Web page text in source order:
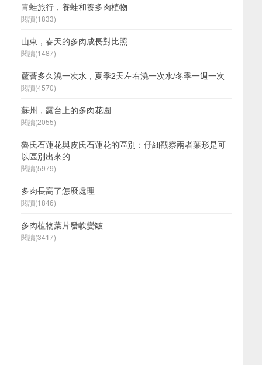
青蛙旅行，養蛙和養多肉植物
閱讀(1833)
山東，春天的多肉成長對比照
閱讀(1487)
蘆薈多久澆一次水，夏季2天左右澆一次水/冬季一週一次
閱讀(4570)
蘇州，露台上的多肉花園
閱讀(2055)
魯氏石蓮花與皮氏石蓮花的區別：仔細觀察兩者葉形是可
以區別出來的
閱讀(5979)
多肉長高了怎麼處理
閱讀(1846)
多肉植物葉片發軟變皺
閱讀(3417)